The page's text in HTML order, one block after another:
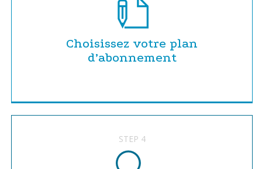
Choisissez votre plan
d’abonnement
STEP 4